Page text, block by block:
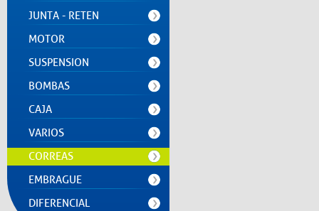
JUNTA - RETEN
MOTOR
SUSPENSION
BOMBAS
CAJA
VARIOS
CORREAS
EMBRAGUE
DIFERENCIAL